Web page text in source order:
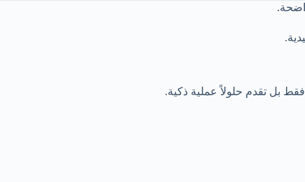
بل تقدم حلولاً عملية ذكية.